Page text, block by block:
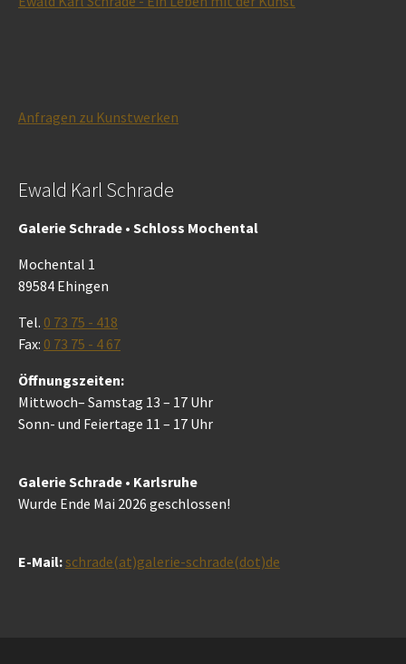
Anfragen zu Kunstwerken
Ewald Karl Schrade
Galerie Schrade • Schloss Mochental
Mochental 1
89584 Ehingen
Tel. 0 73 75 - 418
Fax: 0 73 75 - 4 67
Öffnungszeiten:
Mittwoch– Samstag 13 – 17 Uhr
Sonn- und Feiertage 11 – 17 Uhr
Galerie Schrade • Karlsruhe
Wurde Ende Mai 2026 geschlossen!
E-Mail:schrade(at)galerie-schrade(dot)de